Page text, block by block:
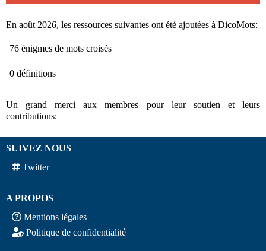
En août 2026, les ressources suivantes ont été ajoutées à DicoMots:
76 énigmes de mots croisés
0 définitions
Un grand merci aux membres pour leur soutien et leurs
contributions:
SUIVEZ NOUS
Twitter
A PROPOS
Mentions légales
Politique de confidentialité